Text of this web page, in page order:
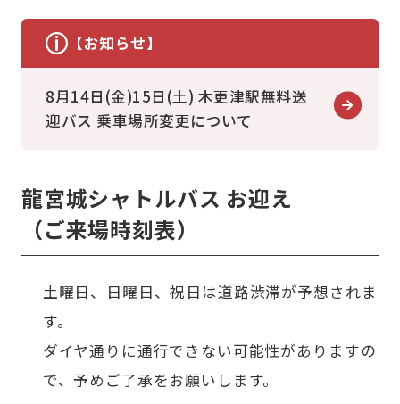
【お知らせ】
8月14日(金)15日(土) 木更津駅無料送
迎バス 乗車場所変更について
龍宮城シャトルバス お迎え
（ご来場時刻表）
土曜日、日曜日、祝日は道路渋滞が予想されま
す。
ダイヤ通りに通行できない可能性がありますの
で、予めご了承をお願いします。